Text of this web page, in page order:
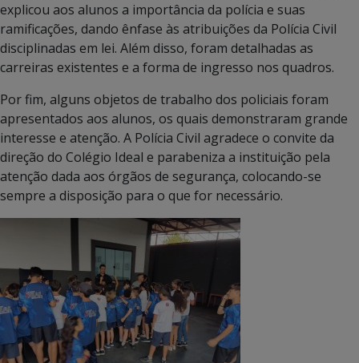
explicou aos alunos a importância da polícia e suas
ramificações, dando ênfase às atribuições da Polícia Civil
disciplinadas em lei. Além disso, foram detalhadas as
carreiras existentes e a forma de ingresso nos quadros.
Por fim, alguns objetos de trabalho dos policiais foram
apresentados aos alunos, os quais demonstraram grande
interesse e atenção. A Polícia Civil agradece o convite da
direção do Colégio Ideal e parabeniza a instituição pela
atenção dada aos órgãos de segurança, colocando-se
sempre a disposição para o que for necessário.